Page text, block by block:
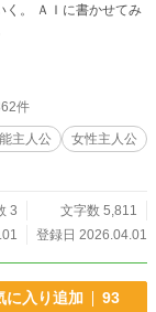
く。 ＡＩに書かせてみ
件
主人公
女性主人公
3
文字数 5,811
登録日 2026.04.01
に入り追加 93